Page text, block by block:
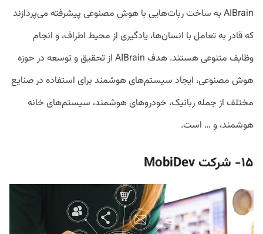
AIBrain به ساخت ربات‌هایی با هوش مصنوعی پیشرفته می‌پردازند
که قادر به تعامل با انسان‌ها، یادگیری از محیط اطراف، و انجام
وظایف متنوعی هستند. هدف AIBrain از تحقیق و توسعه در حوزه
هوش مصنوعی، ایجاد سیستم‌های هوشمند برای استفاده در صنایع
مختلف از جمله رباتیک، خودروهای هوشمند، سیستم‌های خانه
هوشمند، و … است.
۱۵- شرکت